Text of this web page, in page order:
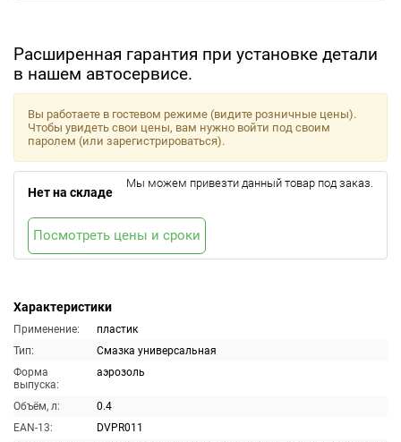
Расширенная гарантия при установке детали
в нашем автосервисе.
Характеристики
Применение:
пластик
Тип:
Смазка универсальная
Форма
выпуска:
аэрозоль
Объём, л:
0.4
EAN-13:
DVPR011
Вы работаете в гостевом режиме (видите розничные цены).
Чтобы увидеть свои цены, вам нужно войти под своим
паролем (или зарегистрироваться).
Нет на складе
Мы можем привезти данный товар под заказ.
Посмотреть цены и сроки